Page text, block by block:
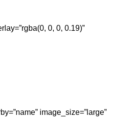
0, 0, 0.19)”
image_size=”large”